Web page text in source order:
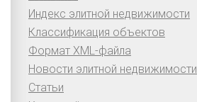
Индекс элитной недвижимости
Классификация объектов
Формат XML-файла
Новости элитной недвижимости
Статьи